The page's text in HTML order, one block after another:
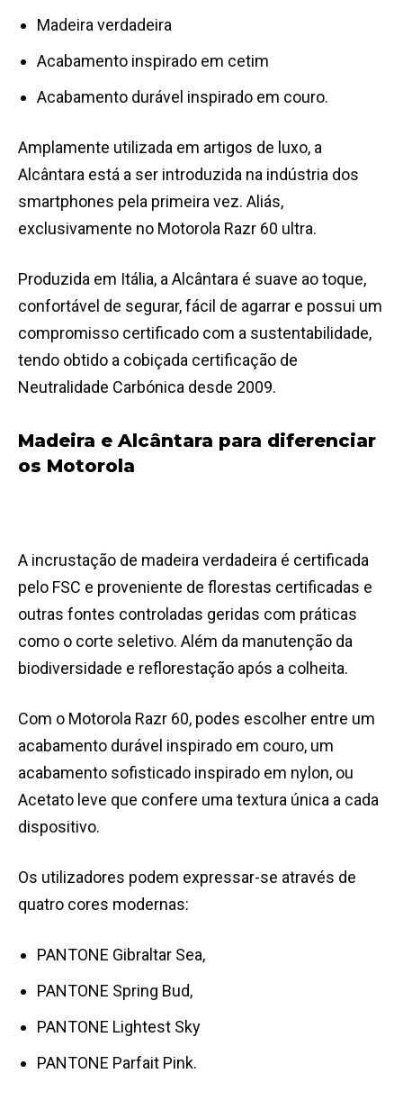
Madeira verdadeira
Acabamento inspirado em cetim
Acabamento durável inspirado em couro.
Amplamente utilizada em artigos de luxo, a
Alcântara está a ser introduzida na indústria dos
smartphones pela primeira vez. Aliás,
exclusivamente no Motorola Razr 60 ultra.
Produzida em Itália, a Alcântara é suave ao toque,
confortável de segurar, fácil de agarrar e possui um
compromisso certificado com a sustentabilidade,
tendo obtido a cobiçada certificação de
Neutralidade Carbónica desde 2009.
Madeira e Alcântara para diferenciar
os Motorola
A incrustação de madeira verdadeira é certificada
pelo FSC e proveniente de florestas certificadas e
outras fontes controladas geridas com práticas
como o corte seletivo. Além da manutenção da
biodiversidade e reflorestação após a colheita.
Com o Motorola Razr 60, podes escolher entre um
acabamento durável inspirado em couro, um
acabamento sofisticado inspirado em nylon, ou
Acetato leve que confere uma textura única a cada
dispositivo.
Os utilizadores podem expressar-se através de
quatro cores modernas:
PANTONE Gibraltar Sea,
PANTONE Spring Bud,
PANTONE Lightest Sky
PANTONE Parfait Pink.